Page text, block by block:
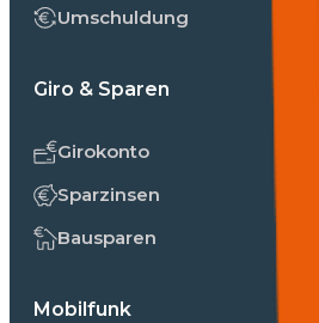
Umschuldung
Giro & Sparen
Girokonto
Sparzinsen
Bausparen
Mobilfunk